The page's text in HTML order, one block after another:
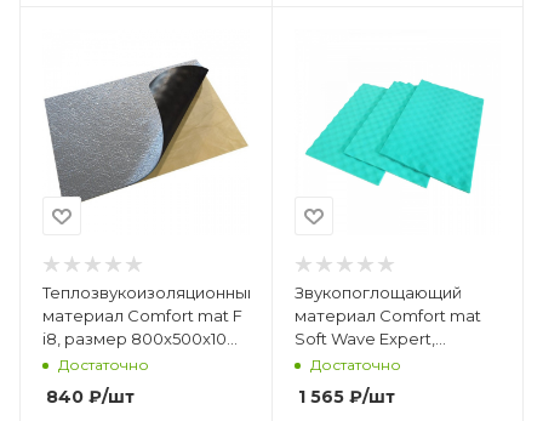
Теплозвукоизоляционный
материал Comfort mat F
i8, размер 800x500x10
мм /7813066
Достаточно
840 ₽/шт
Звукопоглощающий
материал Comfort mat
Soft Wave Expert,
размер 1000x700x15 мм
Достаточно
1 565₽/шт